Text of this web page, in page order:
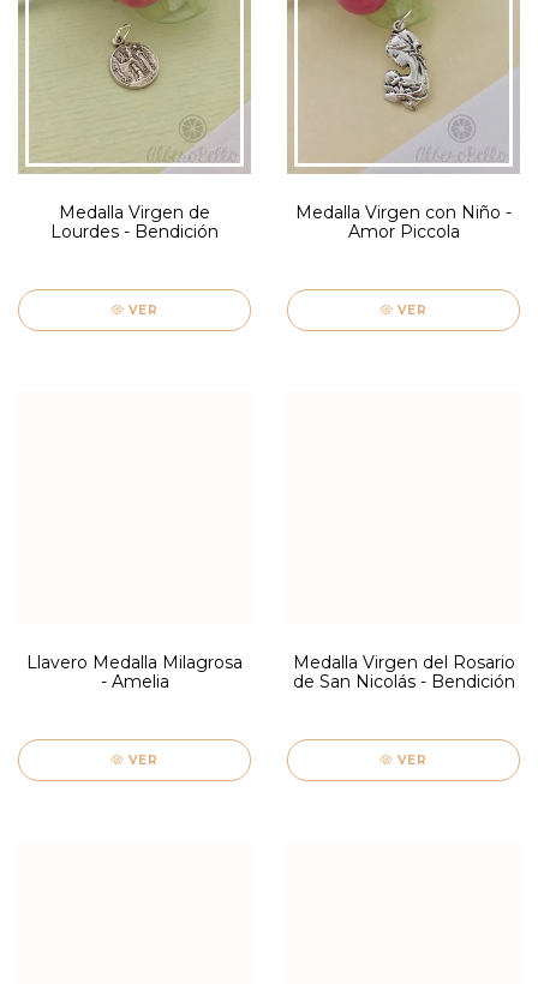
Medalla Virgen de
Lourdes - Bendición
VER
Medalla Virgen con Niño -
Amor Piccola
VER
Llavero Medalla Milagrosa
- Amelia
VER
Medalla Virgen del Rosario
de San Nicolás - Bendición
VER